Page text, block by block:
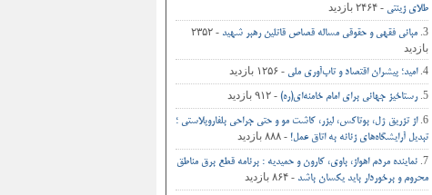
طلای زینتی - ۲۴۶۴ بازدید
مبانی فقهی و حقوقی مساله قصاص قاتلین رهبر شهید
- ۲۳۵۲
بازدید
امید؛ پیشران اقتصاد و تاب‌آوری ملی - ۱۲۵۶ بازدید
رستاخیز جهانی برای امام خامنه‌ای(ره) - ۹۱۲ بازدید
از تزریق ژل، بوتاکس، لیزر، کاشت مو و حتی جراحی‌ بلفاروپلاستی ؛
تبدیل آرایشگاه‌های زنانه به اتاق‌ عمل‌! - ۸۸۸ بازدید
نماینده مردم اهواز، باوی، کارون و حمیدیه : برنامه قطع برق مناطق
محروم و برخوردار باید یکسان باشد - ۸۶۴ بازدید